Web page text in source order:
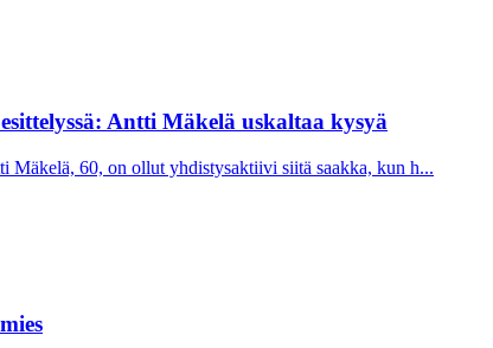
Antti Mäkelä uskaltaa kysyä
Mäkelä, 60, on ollut yhdistysaktiivi siitä saakka, kun h...